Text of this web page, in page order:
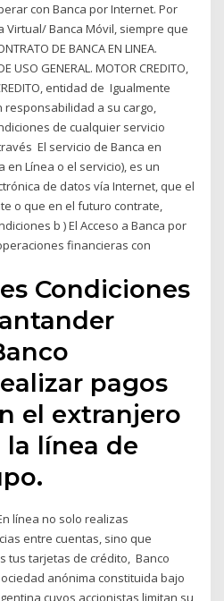
con Banca por Internet. Por
Virtual/ Banca Móvil, siempre que
DE BANCA EN LINEA.
USO GENERAL. MOTOR CREDITO,
entidad de Igualmente
responsabilidad a su cargo,
de cualquier servicio
El servicio de Banca en
en Línea o el servicio), es un
de datos vía Internet, que el
o que en el futuro contrate,
b ) El Acceso a Banca por
financieras con
Condiciones
pagos
el extranjero
la línea de
línea no solo realizas
entre cuentas, sino que
tus tarjetas de crédito, Banco
anónima constituida bajo
cuyos accionistas limitan su